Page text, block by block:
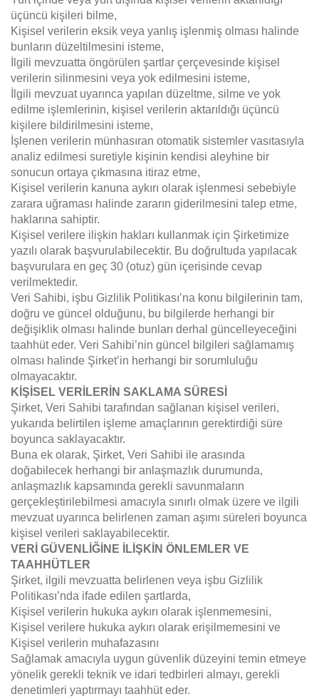
üçüncü kişileri bilme,
Kişisel verilerin eksik veya yanlış işlenmiş olması halinde
bunların düzeltilmesini isteme,
İlgili mevzuatta öngörülen şartlar çerçevesinde kişisel
verilerin silinmesini veya yok edilmesini isteme,
İlgili mevzuat uyarınca yapılan düzeltme, silme ve yok
edilme işlemlerinin, kişisel verilerin aktarıldığı üçüncü
kişilere bildirilmesini isteme,
İşlenen verilerin münhasıran otomatik sistemler vasıtasıyla
analiz edilmesi suretiyle kişinin kendisi aleyhine bir
sonucun ortaya çıkmasına itiraz etme,
Kişisel verilerin kanuna aykırı olarak işlenmesi sebebiyle
zarara uğraması halinde zararın giderilmesini talep etme,
haklarına sahiptir.
Kişisel verilere ilişkin hakları kullanmak için Şirketimize
yazılı olarak başvurulabilecektir. Bu doğrultuda yapılacak
başvurulara en geç 30 (otuz) gün içerisinde cevap
verilmektedir.
Veri Sahibi, işbu Gizlilik Politikası’na konu bilgilerinin tam,
doğru ve güncel olduğunu, bu bilgilerde herhangi bir
değişiklik olması halinde bunları derhal güncelleyeceğini
taahhüt eder. Veri Sahibi’nin güncel bilgileri sağlamamış
olması halinde Şirket’in herhangi bir sorumluluğu
olmayacaktır.
KİŞİSEL VERİLERİN SAKLAMA SÜRESİ
Şirket, Veri Sahibi tarafından sağlanan kişisel verileri,
yukarıda belirtilen işleme amaçlarının gerektirdiği süre
boyunca saklayacaktır.
Buna ek olarak, Şirket, Veri Sahibi ile arasında
doğabilecek herhangi bir anlaşmazlık durumunda,
anlaşmazlık kapsamında gerekli savunmaların
gerçekleştirilebilmesi amacıyla sınırlı olmak üzere ve ilgili
mevzuat uyarınca belirlenen zaman aşımı süreleri boyunca
kişisel verileri saklayabilecektir.
VERİ GÜVENLİĞİNE İLİŞKİN ÖNLEMLER VE
TAAHHÜTLER
Şirket, ilgili mevzuatta belirlenen veya işbu Gizlilik
Politikası’nda ifade edilen şartlarda,
Kişisel verilerin hukuka aykırı olarak işlenmemesini,
Kişisel verilere hukuka aykırı olarak erişilmemesini ve
Kişisel verilerin muhafazasını
Sağlamak amacıyla uygun güvenlik düzeyini temin etmeye
yönelik gerekli teknik ve idari tedbirleri almayı, gerekli
denetimleri yaptırmayı taahhüt eder.